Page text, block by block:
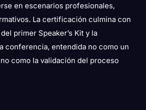
en escenarios profesionales,
La certificación culmina con
primer Speaker’s Kit y la
conferencia, entendida no como un
como la validación del proceso